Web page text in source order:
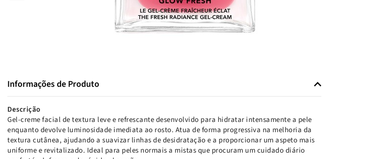
Informações de Produto
Descrição
Gel-creme facial de textura leve e refrescante desenvolvido para hidratar intensamente a pele
enquanto devolve luminosidade imediata ao rosto. Atua de forma progressiva na melhoria da
textura cutânea, ajudando a suavizar linhas de desidratação e a proporcionar um aspeto mais
uniforme e revitalizado. Ideal para peles normais a mistas que procuram um cuidado diário